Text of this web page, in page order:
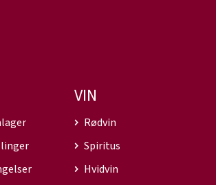
VIN
Rødvin
Spiritus
Hvidvin